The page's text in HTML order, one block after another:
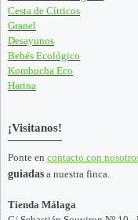
Cesta de Cítricos
Granel
Desayunos
Bebés Ecológico
Kombucha Eco
Harina
¡Visitanos!
Ponte en contacto con
guiadas a nuestra finca.
Tienda Málaga